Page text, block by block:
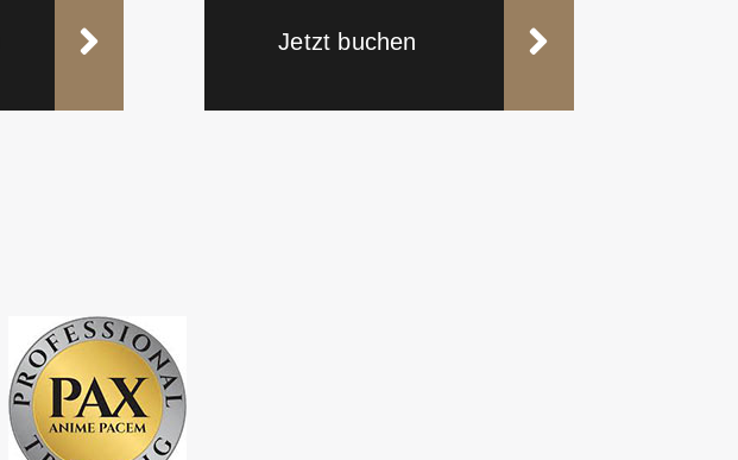
Jetzt buchen